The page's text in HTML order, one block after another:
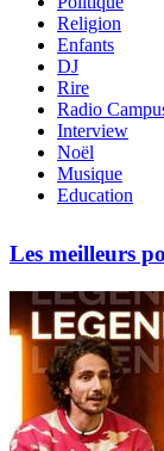
Religion
Enfants
DJ
Rire
Radio
Interview
Noël
Musique
Education
Les meilleurs